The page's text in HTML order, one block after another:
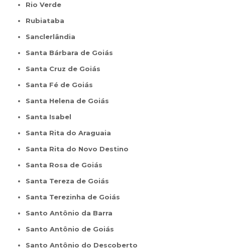
Rio Verde
Rubiataba
Sanclerlândia
Santa Bárbara de Goiás
Santa Cruz de Goiás
Santa Fé de Goiás
Santa Helena de Goiás
Santa Isabel
Santa Rita do Araguaia
Santa Rita do Novo Destino
Santa Rosa de Goiás
Santa Tereza de Goiás
Santa Terezinha de Goiás
Santo Antônio da Barra
Santo Antônio de Goiás
Santo Antônio do Descoberto